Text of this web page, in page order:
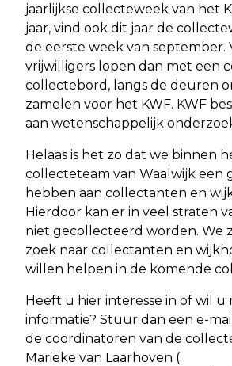
jaarlijkse collecteweek van het
jaar, vind ook dit jaar de
de eerste week van september.
vrijwilligers lopen dan met een
collectebord, langs de deuren
zamelen voor het KWF. KWF
aan wetenschappelijk
Helaas is het zo dat we binnen
collecteteam van Waalwijk een
hebben aan collectanten en
Hierdoor kan er in veel straten
niet gecollecteerd worden. We
zoek naar collectanten en
willen helpen in de komende
Heeft u hier interesse in of wil u
informatie? Stuur dan een e-
de coördinatoren van de
Marieke van Laarhoven (